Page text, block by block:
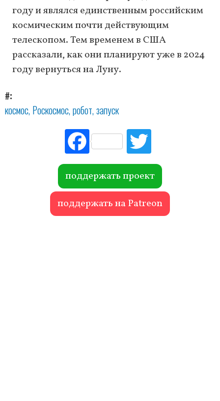
году и являлся единственным российским
космическим почти действующим
телескопом. Тем временем в США
рассказали, как они планируют уже в 2024
году вернуться на Луну.
#
космос Роскосмос робот запуск
Fac
ebo
ok r
поддержать проект
поддержать на Patreon